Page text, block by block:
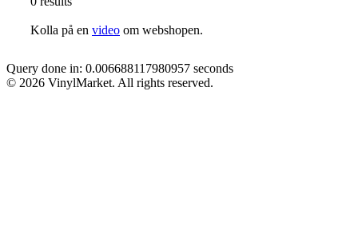
Kolla på en video om webshopen.
Query done in: 0.006688117980957 seconds
© 2026 VinylMarket. All rights reserved.